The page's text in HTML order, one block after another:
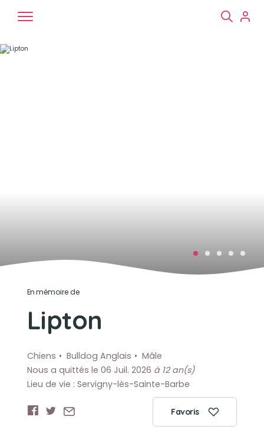
En mémoire de
Lipton
Chiens Bulldog Anglais
Mâle
Nous a quittés le 06 Juil. 2026 à 12 an(s)
Lieu de vie : Servigny-lès-Sainte-Barbe
Favoris